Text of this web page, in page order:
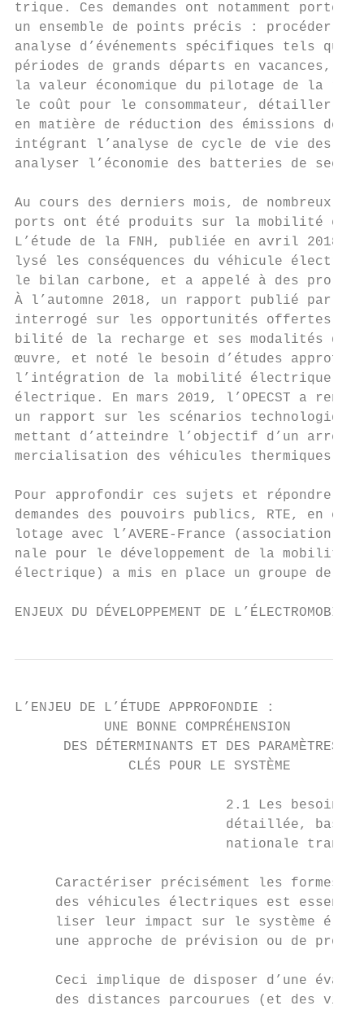
trique. Ces demandes ont notamment
un ensemble de points précis : procéder
analyse d’événements spécifiques tels
périodes de grands départs en
la valeur économique du pilotage de la
le coût pour le consommateur, détailler
en matière de réduction des émissions de
intégrant l’analyse de cycle de vie des
analyser l’économie des batteries de
Au cours des derniers mois, de
ports ont été produits sur la mobilité
L’étude de la FNH, publiée en avril 2018,
lysé les conséquences du véhicule
le bilan carbone, et a appelé à des
À l’automne 2018, un rapport publié par
interrogé sur les opportunités offertes
bilité de la recharge et ses modalités de
œuvre, et noté le besoin d’études
l’intégration de la mobilité électrique au
électrique. En mars 2019, l’OPECST a
un rapport sur les scénarios
mettant d’atteindre l’objectif d’un arrêt
mercialisation des véhicules thermiques
Pour approfondir ces sujets et répondre aux
demandes des pouvoirs publics, RTE, en
lotage avec l’AVERE-France
nale pour le développement de la
électrique) a mis en place un groupe
ENJEUX DU DÉVELOPPEMENT DE
L’ENJEU DE L’ÉTUDE APPROFONDIE :
           UNE BONNE COMPRÉHENSION
      DES DÉTERMINANTS ET DES PARAMÈTRES
              CLÉS POUR LE SYSTÈME
2.1 Les besoins
détaillée, basée
nationale
Caractériser précisément les formes
des véhicules électriques est
liser leur impact sur le système électrique dans
une approche de prévision ou de
Ceci implique de disposer d’une
des distances parcourues (et des